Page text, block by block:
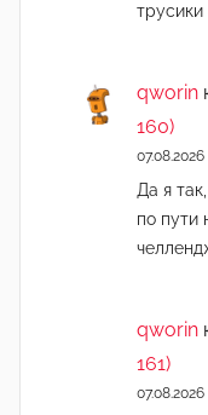
qworin
160)
07.08.2026
Да я
по пути
qworin
161)
07.08.2026